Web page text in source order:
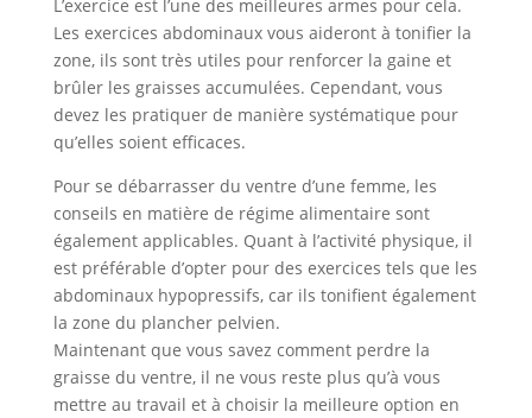
L’exercice est l’une des meilleures armes pour cela.
Les exercices abdominaux vous aideront à tonifier la
zone, ils sont très utiles pour renforcer la gaine et
brûler les graisses accumulées. Cependant, vous
devez les pratiquer de manière systématique pour
qu’elles soient efficaces.
Pour se débarrasser du ventre d’une femme, les
conseils en matière de régime alimentaire sont
également applicables. Quant à l’activité physique, il
est préférable d’opter pour des exercices tels que les
abdominaux hypopressifs, car ils tonifient également
la zone du plancher pelvien.
Maintenant que vous savez comment perdre la
graisse du ventre, il ne vous reste plus qu’à vous
mettre au travail et à choisir la meilleure option en